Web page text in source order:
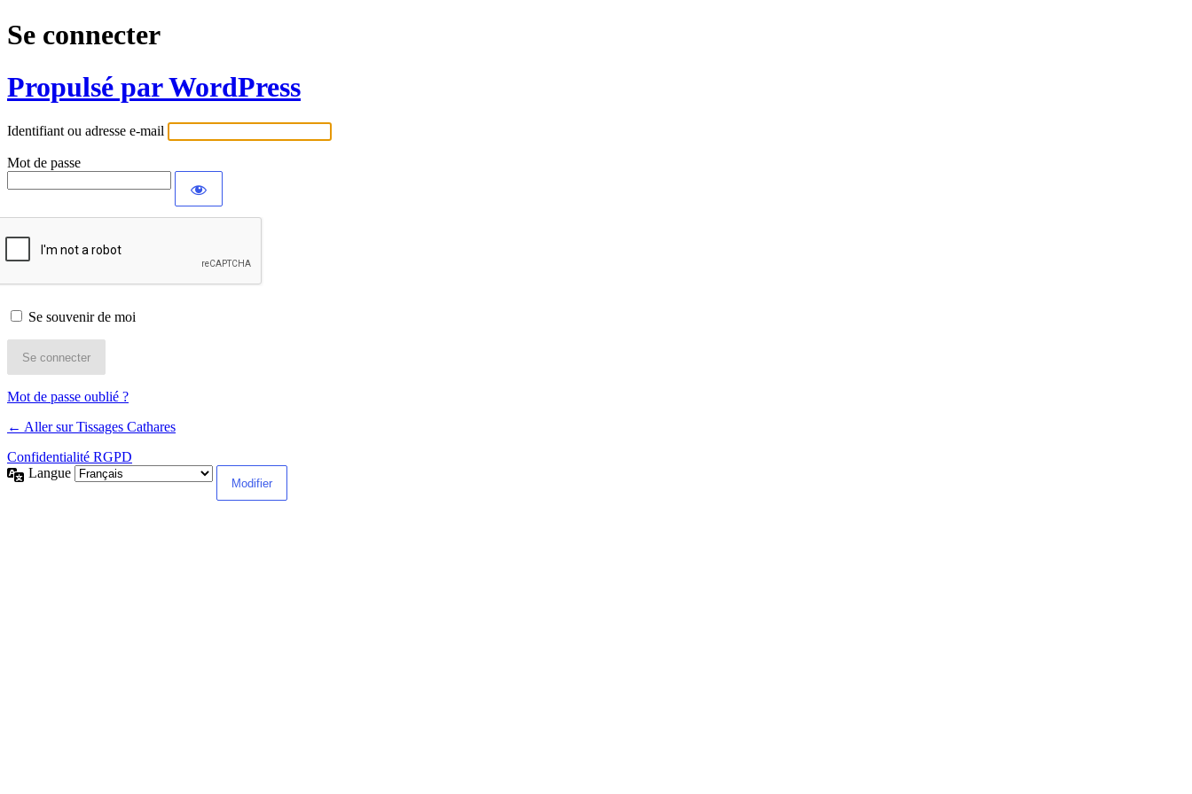
Se connecter
Propulsé par WordPress
Identifiant ou adresse e-mail
Mot de passe
Se souvenir de moi
Mot de passe oublié ?
← Aller sur Tissages Cathares
Confidentialité RGPD
Langue